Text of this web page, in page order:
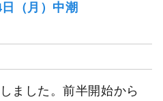
（月）中潮
ました。前半開始から